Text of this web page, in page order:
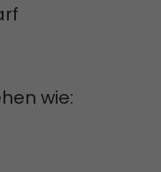
wie: